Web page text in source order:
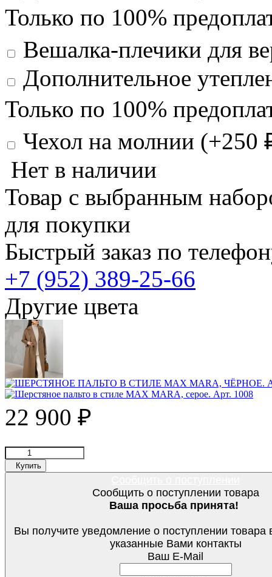
Только по 100%
Вешалка-плечики для
Дополнительное
Только по 100%
Чехол на молнии (+250
Нет в наличии
Товар с выбранным
для покупки
Быстрый заказ по
+7 (952) 389-25-66
Другие цвета
22 900 ₽
Купить
Сообщить о поступлении товара
Ваша просьба принята!
Вы получите уведомление о поступлении товара
указанные Вами контакты
Ваш E-Mail